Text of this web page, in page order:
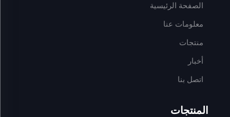
الصفحة الرئيسية
معلومات عنا
منتجات
أخبار
اتصل بنا
المنتجات